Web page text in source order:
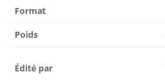
Format
Poids
Édité par